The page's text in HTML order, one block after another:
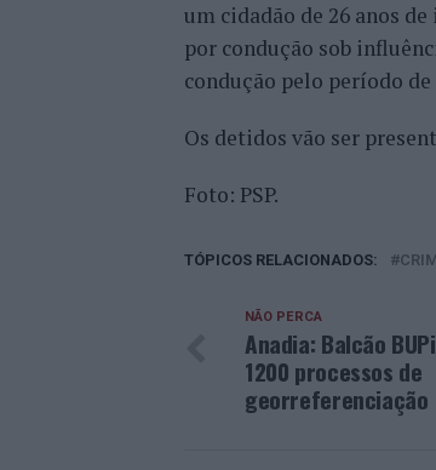
um cidadão de 26 anos
por condução sob
condução pelo período
Os detidos vão ser
Foto: PSP.
TÓPICOS RELACIONADOS:
NÃO PERCA
Anadia: Balcão
1200 processos de
georreferenciação